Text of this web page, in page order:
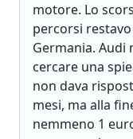
motore. Lo
percorsi
Germania.
cercare una
non dava
mesi, ma alla
nemmeno 1